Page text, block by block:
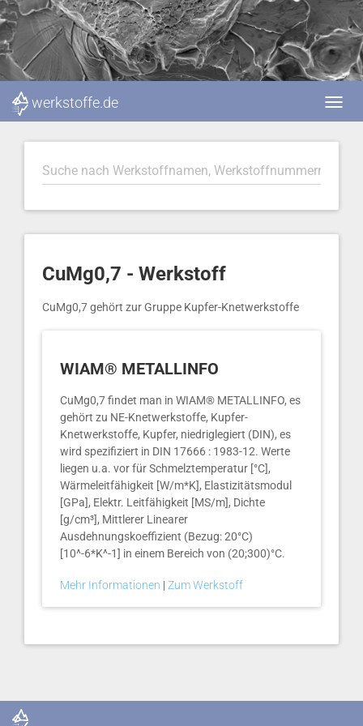
werkstoffe.de
CuMg0,7 - Werkstoff
CuMg0,7 gehört zur Gruppe Kupfer-Knetwerkstoffe
WIAM® METALLINFO
CuMg0,7 findet man in WIAM® METALLINFO, es
gehört zu NE-Knetwerkstoffe, Kupfer-
Knetwerkstoffe, Kupfer, niedriglegiert (DIN), es
wird spezifiziert in DIN 17666 : 1983-12. Werte
liegen u.a. vor für Schmelztemperatur [°C],
Wärmeleitfähigkeit [W/m*K], Elastizitätsmodul
[GPa], Elektr. Leitfähigkeit [MS/m], Dichte
[g/cm³], Mittlerer Linearer
Ausdehnungskoeffizient (Bezug: 20°C)
[10^-6*K^-1] in einem Bereich von (20;300)°C.
Mehr Informationen | Zum Werkstoff